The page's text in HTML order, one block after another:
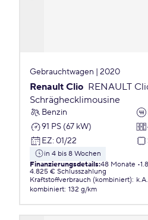
Gebrauchtwagen | 2020
Renault Clio RENAULT
Schräghecklimousine
Benzin
91 PS (67 kW)
EZ: 01/22
in 4 bis 8 Wochen
Finanzierungsdetails:48 Monate
4.825 € Schlusszahlung
Kraftstoffverbrauch (kombiniert): k.A.
kombiniert: 132 g/km